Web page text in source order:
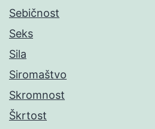
Sebičnost
Seks
Sila
Siromaštvo
Skromnost
Škrtost